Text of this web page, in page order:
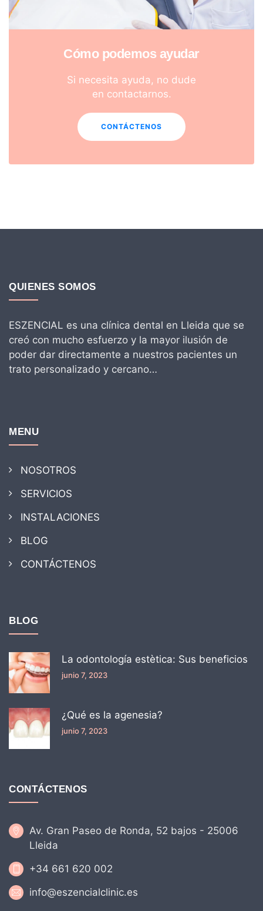
Cómo podemos ayudar
Si necesita ayuda, no dude
en contactarnos.
CONTÁCTENOS
QUIENES SOMOS
ESZENCIAL es una clínica dental en Lleida que se
creó con mucho esfuerzo y la mayor ilusión de
poder dar directamente a nuestros pacientes un
trato personalizado y cercano…
MENU
NOSOTROS
SERVICIOS
INSTALACIONES
BLOG
CONTÁCTENOS
BLOG
La odontología estètica: Sus beneficios
junio 7, 2023
¿Qué es la agenesia?
junio 7, 2023
CONTÁCTENOS
Av. Gran Paseo de Ronda, 52 bajos - 25006
Lleida
+34 661 620 002
info@eszencialclinic.es